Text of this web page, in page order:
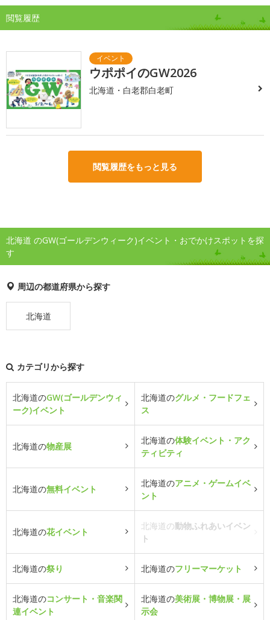
閲覧履歴
ウポポイのGW2026
北海道・白老郡白老町
閲覧履歴をもっと見る
北海道 のGW(ゴールデンウィーク)イベント・おでかけスポットを探
す
周辺の都道府県から探す
北海道
カテゴリから探す
北海道のGW(ゴールデンウィ
ーク)イベント
北海道のグルメ・フードフェ
ス
北海道の物産展
北海道の体験イベント・アク
ティビティ
北海道の無料イベント
北海道のアニメ・ゲームイベ
ント
北海道の花イベント
北海道の動物ふれあいイベン
ト
北海道の祭り 北海道のフリーマーケット
北海道のコンサート・音楽関
連イベント
北海道の美術展・博物展・展
示会